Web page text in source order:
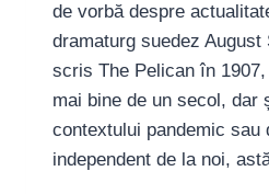
de vorbă despre
dramaturg suedez
scris The Pelican în
mai bine de un secol, dar
contextului pandemic sau
independent de la noi,